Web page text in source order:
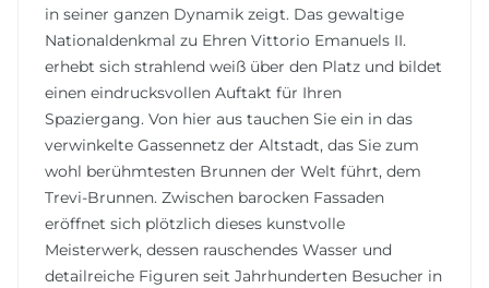
in seiner ganzen Dynamik zeigt. Das gewaltige
Nationaldenkmal zu Ehren Vittorio Emanuels II.
erhebt sich strahlend weiß über den Platz und bildet
einen eindrucksvollen Auftakt für Ihren
Spaziergang. Von hier aus tauchen Sie ein in das
verwinkelte Gassennetz der Altstadt, das Sie zum
wohl berühmtesten Brunnen der Welt führt, dem
Trevi-Brunnen. Zwischen barocken Fassaden
eröffnet sich plötzlich dieses kunstvolle
Meisterwerk, dessen rauschendes Wasser und
detailreiche Figuren seit Jahrhunderten Besucher in